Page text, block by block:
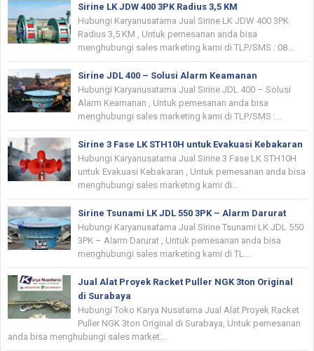
Sirine LK JDW 400 3PK Radius 3,5 KM
Hubungi Karyanusatama Jual Sirine LK JDW 400 3PK
Radius 3,5 KM , Untuk pemesanan anda bisa
menghubungi sales marketing kami di TLP/SMS : 08...
Sirine JDL 400 – Solusi Alarm Keamanan
Hubungi Karyanusatama Jual Sirine JDL 400 – Solusi
Alarm Keamanan , Untuk pemesanan anda bisa
menghubungi sales marketing kami di TLP/SMS :...
Sirine 3 Fase LK STH10H untuk Evakuasi Kebakaran
Hubungi Karyanusatama Jual Sirine 3 Fase LK STH10H
untuk Evakuasi Kebakaran , Untuk pemesanan anda bisa
menghubungi sales marketing kami di...
Sirine Tsunami LK JDL 550 3PK – Alarm Darurat
Hubungi Karyanusatama Jual Sirine Tsunami LK JDL 550
3PK – Alarm Darurat , Untuk pemesanan anda bisa
menghubungi sales marketing kami di TL...
Jual Alat Proyek Racket Puller NGK 3ton Original
di Surabaya
Hubungi Toko Karya Nusatama Jual Alat Proyek Racket
Puller NGK 3ton Original di Surabaya, Untuk pemesanan
anda bisa menghubungi sales market...